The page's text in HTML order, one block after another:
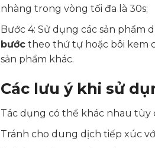
nhàng trong vòng tối đa là 30s;
Bước 4: Sử dụng các sản
bước theo thứ tự hoặc bôi kem
sản phẩm khác.
Các lưu ý khi sử
Tác dụng có thể khác nhau tùy
Tránh cho dung dịch tiếp xúc